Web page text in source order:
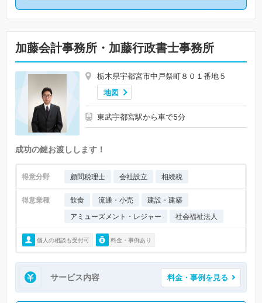
加藤会計事務所・加藤行政書士事務所
栃木県宇都宮市中戸祭町８０１番地５
地図
東武宇都宮駅から車で5分
成功の鍵お渡しします！
得意分野 顧問税理士 会社設立 相続税
得意業種 飲食 流通・小売
建設・建築
アミューズメント・レジャー
社会福祉法人
個人の相談も受付可 料金・事例あり
サービス内容 料金・事例を見る